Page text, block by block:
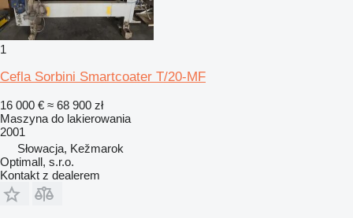
1
Cefla Sorbini Smartcoater T/20-MF
16 000 € ≈ 68 900 zł
Maszyna do lakierowania
2001
Słowacja, Kežmarok
Optimall, s.r.o.
Kontakt z dealerem